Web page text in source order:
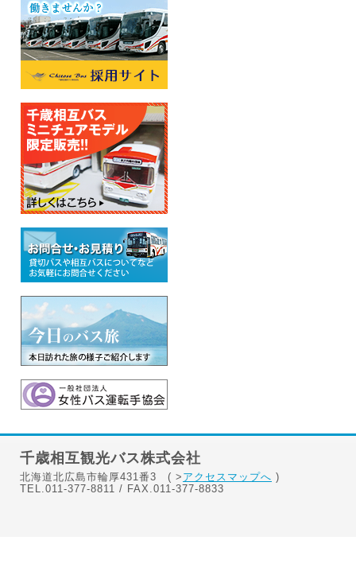
千歳相互観光バス株式会社
北海道北広島市輪厚431番3 ( > アクセスマップへ )
TEL.011-377-8811 / FAX.011-377-8833